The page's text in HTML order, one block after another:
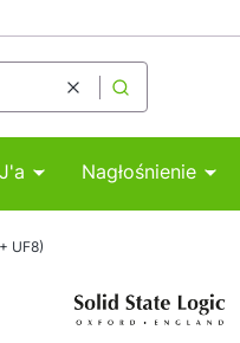
WyczyśćSzukaj
Nagłośnienie
UF8)